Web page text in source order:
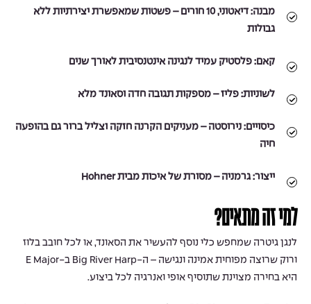
מבנה:
דיאטוני, 10 חורים – פשטות שמאפשרת יצירתיות ללא
גבולות
קאם: פלסטיק עמיד לנגינה אינטנסיבית לאורך שנים
לשוניות: פליז – מספקות תגובה חדה וסאונד מלא
כיסויים: נירוסטה – מעניקים הקרנה חזקה וצליל ברור גם בהופעה
חיה
ייצור:גרמניה – מסורת של איכות מבית Hohner
למי זה מתאים?
לנגן גיטרה שמחפש כלי נוסף להעשיר את הסאונד, או לכל חובב בלוז
ורוק שרוצה מפוחית אמינה ונגישה – ה-Big River Harp ב-E Major
היא בחירה מצוינת שתוסיף אופי ואנרגיה לכל ביצוע.